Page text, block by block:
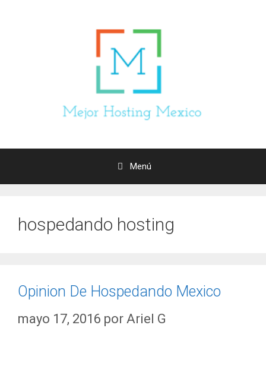
Menú
hospedando hosting
Opinion De Hospedando Mexico
mayo 17, 2016 por Ariel G